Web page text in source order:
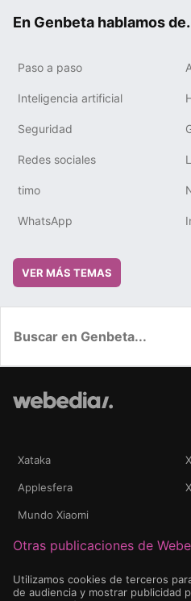
En Genbeta hablamos
Paso a paso
Inteligencia artificial
Seguridad
Redes sociales
timo
WhatsApp
VER MÁS TEMAS
Xataka
Applesfera
Mundo Xiaomi
Otras publicaciones de
Utilizamos cookies de terceros
de audiencia y mostrar publicidad